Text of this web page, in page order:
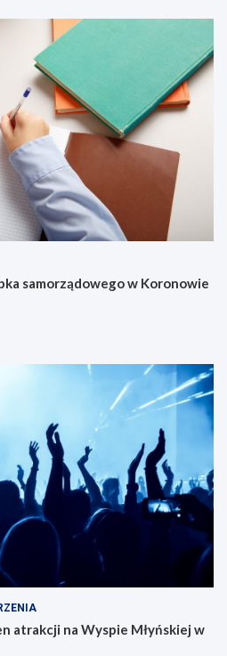
samorządowego w Koronowie
atrakcji na Wyspie Młyńskiej w